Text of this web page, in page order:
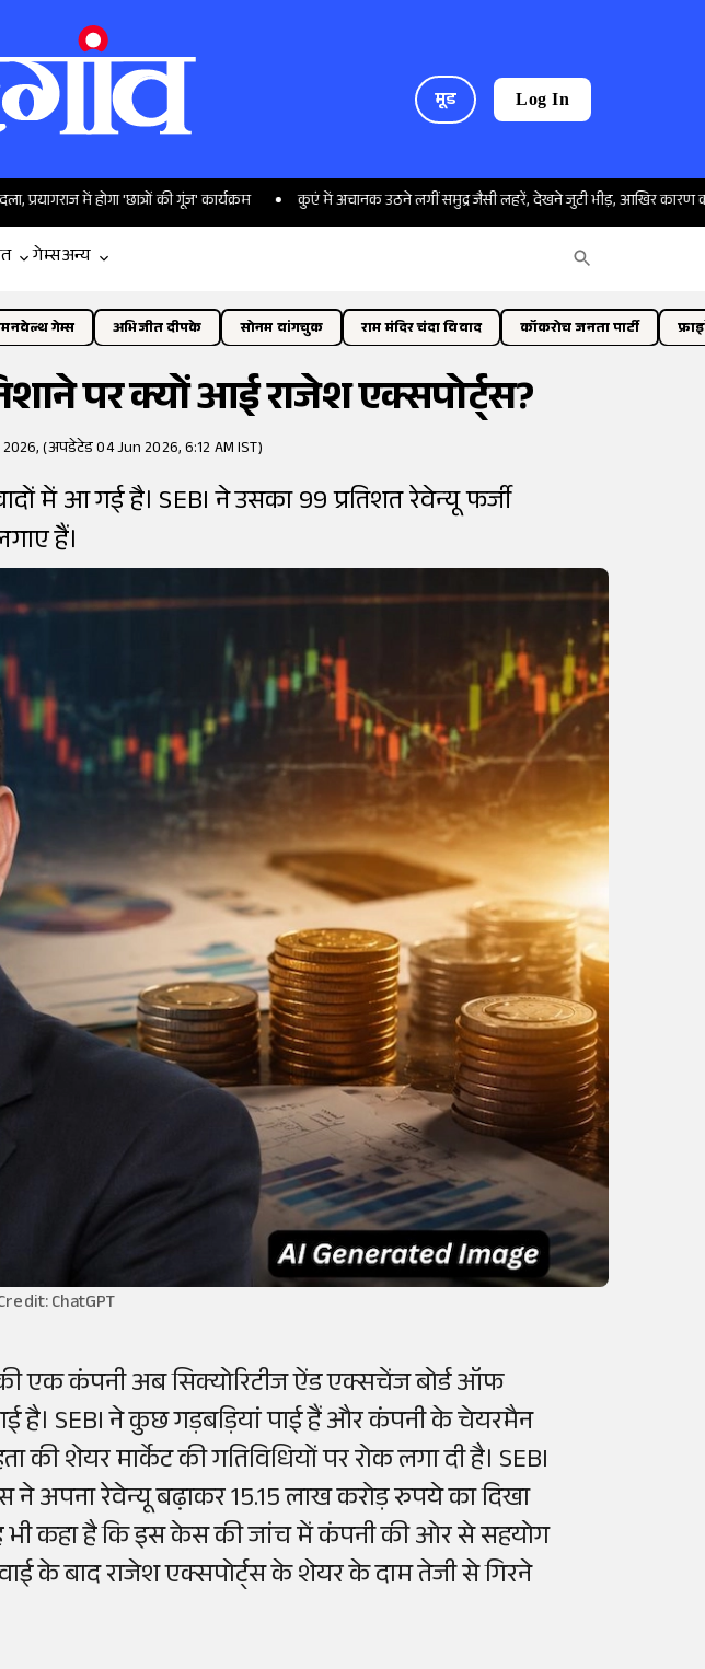
मूड Log In
में होगा 'छात्रों की गूंज' कार्यक्रम कुएं में अचानक उठने लगीं समुद्र जैसी लहरें, देखने जुटी भीड़, आखिर कारण क्या है?
गेम्सअन्य
गेम्स अभिजीत दीपके सोनम वांगचुक राम मंदिर चंदा विवाद कॉकरोच जनता पार्टी
पर क्यों आई राजेश एक्सपोर्ट्स?
(अपडेटेड 04 Jun 2026, 6:12 AM IST)
में आ गई है। SEBI ने उसका 99 प्रतिशत रेवेन्यू फर्जी
हैं।
ChatGPT
एक कंपनी अब सिक्योरिटीज ऐंड एक्सचेंज बोर्ड ऑफ
है। SEBI ने कुछ गड़बड़ियां पाई हैं और कंपनी के चेयरमैन
शेयर मार्केट की गतिविधियों पर रोक लगा दी है। SEBI
ने अपना रेवेन्यू बढ़ाकर 15.15 लाख करोड़ रुपये का दिखा
भी कहा है कि इस केस की जांच में कंपनी की ओर से सहयोग
के बाद राजेश एक्सपोर्ट्स के शेयर के दाम तेजी से गिरने